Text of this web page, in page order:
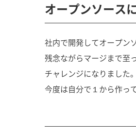
オープンソース
社内で開発してオープン
残念ながらマージまで至
チャレンジになりました。
今度は自分で１から作